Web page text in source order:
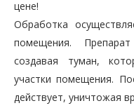
цене!
Обработка
помещения.
создавая туман,
участки помещения.
действует, уничтожая